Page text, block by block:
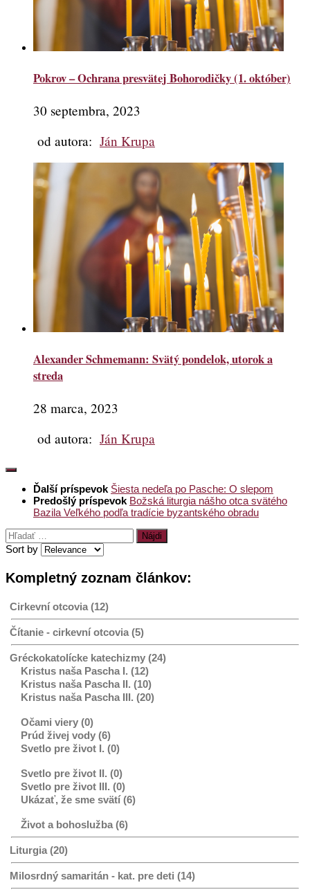
Pokrov – Ochrana presvätej Bohorodičky (1. október)
30 septembra, 2023
od autora: Ján Krupa
Alexander Schmemann: Svätý pondelok, utorok a
streda
28 marca, 2023
od autora: Ján Krupa
Ďalší príspevok Šiesta nedeľa po Pasche: O slepom
Predošlý príspevok Božská liturgia nášho otca svätého
Bazila Veľkého podľa tradície byzantského obradu
Hľadať:
Sort by
Kompletný zoznam článkov:
Cirkevní otcovia (12)
Čítanie - cirkevní otcovia (5)
Gréckokatolícke katechizmy (24)
Kristus naša Pascha I. (12)
Kristus naša Pascha II. (10)
Kristus naša Pascha III. (20)
Očami viery (0)
Prúd živej vody (6)
Svetlo pre život I. (0)
Svetlo pre život II. (0)
Svetlo pre život III. (0)
Ukázať, že sme svätí (6)
Život a bohoslužba (6)
Liturgia (20)
Milosrdný samaritán - kat. pre deti (14)